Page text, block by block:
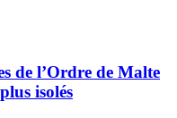
de l’Ordre de Malte
isolés